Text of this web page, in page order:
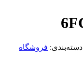
دسته‌بندی: فروشگاه